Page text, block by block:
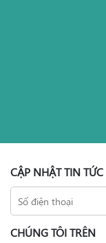
CẬP NHẬT TIN
CHÚNG TÔI TRÊN